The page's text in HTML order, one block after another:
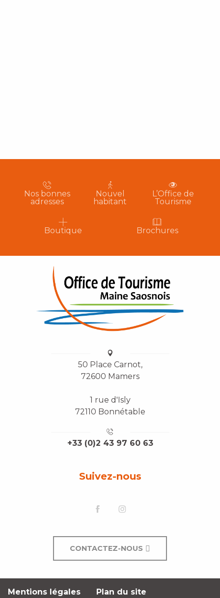
Nos bonnes
adresses
Nouvel
habitant
L’Office de
Tourisme
Boutique Brochures
50 Place Carnot,
72600 Mamers
1 rue d'Isly
72110 Bonnétable
+33 (0)2 43 97 60 63
Suivez-nous
CONTACTEZ-NOUS
Mentions légales Plan du site